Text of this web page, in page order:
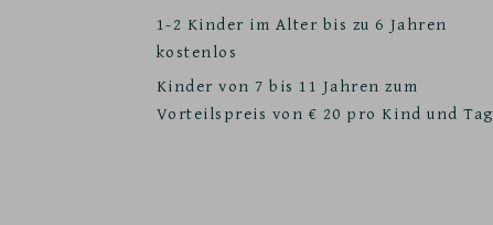
1-2 Kinder im Alter bis zu 6 Jahren
kostenlos
Kinder von 7 bis 11 Jahren zum
Vorteilspreis von € 20 pro Kind und Tag